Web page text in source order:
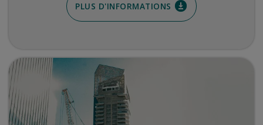
PLUS D'INFORMATIONS